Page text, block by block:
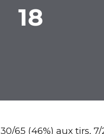
18
30/65 (46%) aux tirs, 7/